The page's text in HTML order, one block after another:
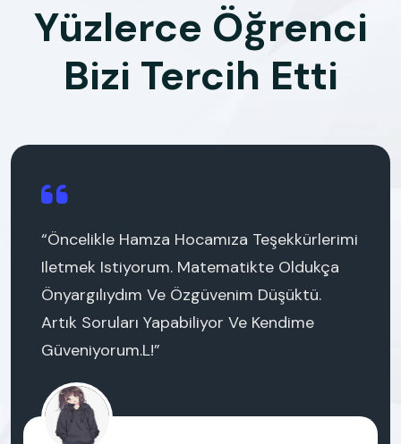
Yüzlerce Öğrenci
Bizi Tercih Etti
“Öncelikle Hamza Hocamıza Teşekkürlerimi
Iletmek Istiyorum. Matematikte Oldukça
Önyargılıydım Ve Özgüvenim Düşüktü.
Artık Soruları Yapabiliyor Ve Kendime
Güveniyorum.l!”